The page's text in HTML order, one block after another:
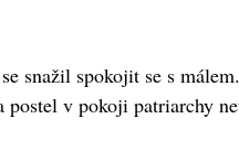
snažil spokojit se s
v pokoji patriarchy